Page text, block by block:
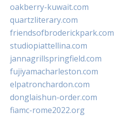
oakberry-kuwait.com
quartzliterary.com
friendsofbroderickpark.com
studiopiattellina.com
jannagrillspringfield.com
fujiyamacharleston.com
elpatronchardon.com
donglaishun-order.com
fiamc-rome2022.org